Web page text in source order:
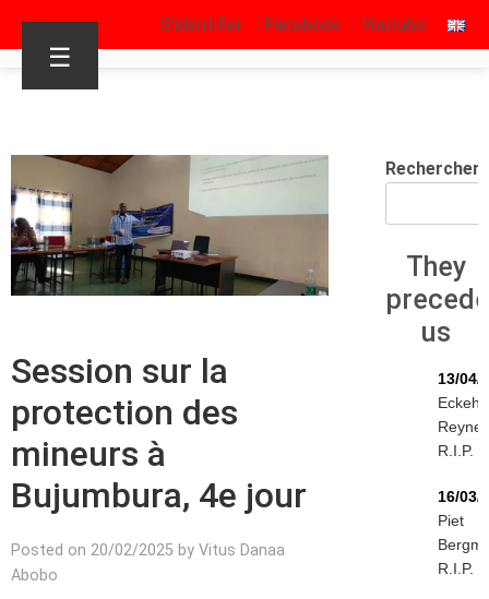
S’identifier Facebook Youtube
☰
Session sur la
protection des
mineurs à
Bujumbura, 4e jour
Posted on 20/02/2025 by Vitus Danaa
Abobo
Rechercher
They
us
13/04/
R.I.P.
16/03/
Piet
R.I.P.